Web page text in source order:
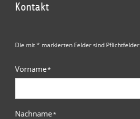
Kontakt
Die mit * markierten Felder sind Pflichtfelder
Vorname*
Nachname*